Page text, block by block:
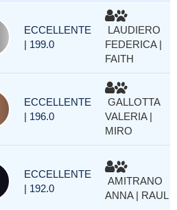
ECCELLENTE
| 199.0
LAUDIERO
FEDERICA |
FAITH
ECCELLENTE
| 196.0
GALLOTTA
VALERIA |
MIRO
ECCELLENTE
| 192.0
AMITRANO
ANNA | RAUL